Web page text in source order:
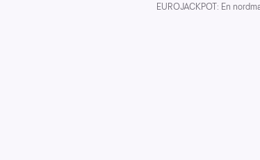
EUROJACKPOT: En